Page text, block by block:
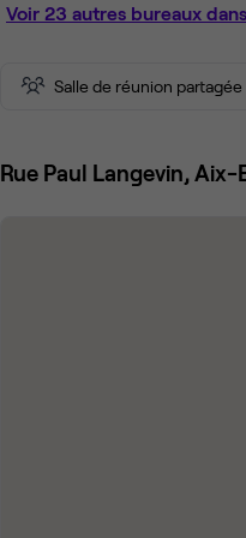
Voir 23 autres bureaux
Salle de réunion partagée
Rue Paul Langevin,